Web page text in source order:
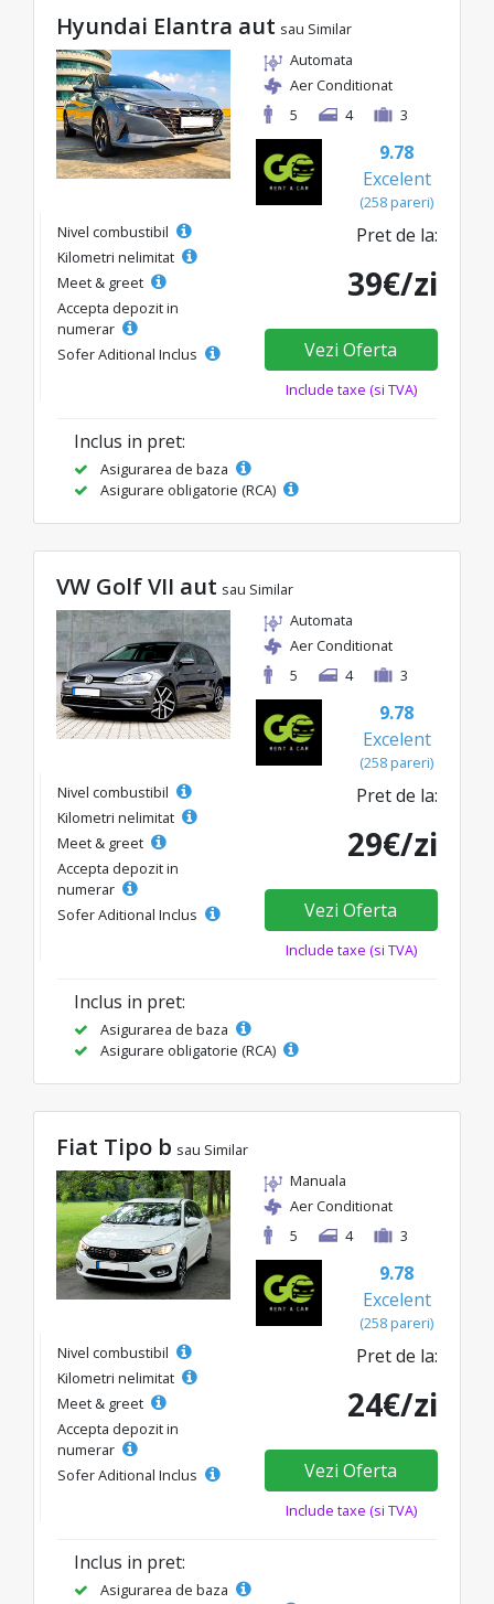
Hyundai Elantra aut sau Similar
Automata
Aer Conditionat
5
4 3
9.78
Excelent
(258 pareri)
Nivel combustibil
Kilometri nelimitat
Meet & greet
Accepta depozit in
numerar
Sofer Aditional Inclus
Pret de la:
39€/zi
Vezi Oferta
Include taxe (si TVA)
Inclus in pret:
Asigurarea de baza
Asigurare obligatorie (RCA)
VW Golf VII aut sau Similar
Automata
Aer Conditionat
5
4 3
9.78
Excelent
(258 pareri)
Nivel combustibil
Kilometri nelimitat
Meet & greet
Accepta depozit in
numerar
Sofer Aditional Inclus
Pret de la:
29€/zi
Vezi Oferta
Include taxe (si TVA)
Inclus in pret:
Asigurarea de baza
Asigurare obligatorie (RCA)
Fiat Tipo b sau Similar
Manuala
Aer Conditionat
5
4 3
9.78
Excelent
(258 pareri)
Nivel combustibil
Kilometri nelimitat
Meet & greet
Accepta depozit in
numerar
Sofer Aditional Inclus
Pret de la:
24€/zi
Vezi Oferta
Include taxe (si TVA)
Inclus in pret:
Asigurarea de baza